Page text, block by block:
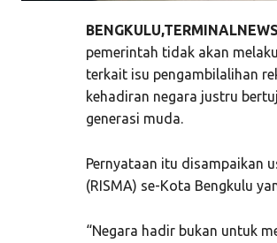
pemerintah tidak akan
terkait isu pengambilalihan
kehadiran negara justru
generasi muda.
Pernyataan itu disampaikan
(RISMA) se-Kota Bengkulu
“Negara hadir bukan untuk